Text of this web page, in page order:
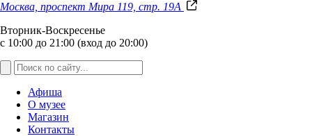
Москва, проспект Мира 119, стр. 19А
Вторник-Воскресенье
с 10:00 до 21:00 (вход до 20:00)
Афиша
О музее
Магазин
Контакты